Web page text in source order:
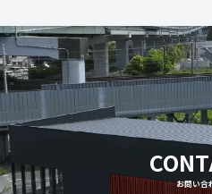
お問い合